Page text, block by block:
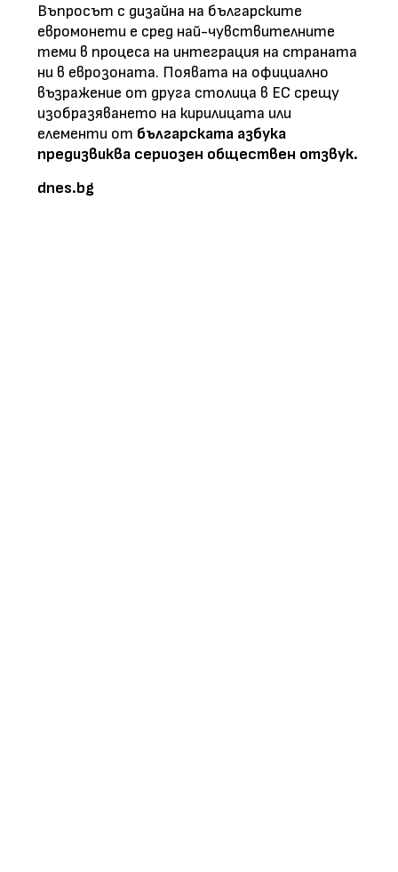
Въпросът с дизайна на българските
евромонети е сред най-чувствителните
теми в процеса на интеграция на страната
ни в еврозоната. Появата на официално
възражение от друга столица в ЕС срещу
изобразяването на кирилицата или
елементи от българската азбука
предизвиква сериозен обществен отзвук.
​​​​​​​dnes.bg